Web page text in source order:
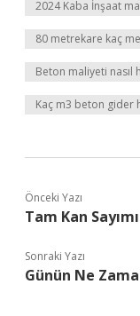
2024 Kaba İnşaat
80 metrekare kaç
Beton maliyeti nasıl
Kaç m3 beton gider
Önceki Yazı
Tam Kan
Sonraki Yazı
Günün Ne